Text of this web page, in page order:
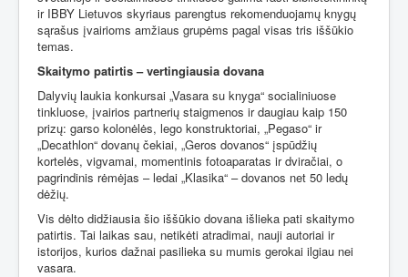
ir IBBY Lietuvos skyriaus parengtus rekomenduojamų knygų
sąrašus įvairioms amžiaus grupėms pagal visas tris iššūkio
temas.
Skaitymo patirtis – vertingiausia dovana
Dalyvių laukia konkursai „Vasara su knyga“ socialiniuose
tinkluose, įvairios partnerių staigmenos ir daugiau kaip 150
prizų: garso kolonėlės, lego konstruktoriai, „Pegaso“ ir
„Decathlon“ dovanų čekiai, „Geros dovanos“ įspūdžių
kortelės, vigvamai, momentinis fotoaparatas ir dviračiai, o
pagrindinis rėmėjas – ledai „Klasika“ – dovanos net 50 ledų
dėžių.
Vis dėlto didžiausia šio iššūkio dovana išlieka pati skaitymo
patirtis. Tai laikas sau, netikėti atradimai, nauji autoriai ir
istorijos, kurios dažnai pasilieka su mumis gerokai ilgiau nei
vasara.